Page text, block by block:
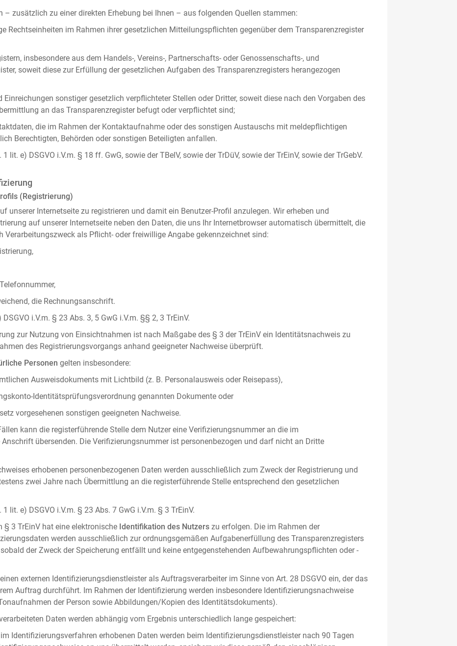
– zusätzlich zu einer direkten Erhebung bei Ihnen – aus folgenden Quellen stammen:
Rechtseinheiten im Rahmen ihrer gesetzlichen Mitteilungspflichten gegenüber dem Transparenzregister
insbesondere aus dem Handels-, Vereins-, Partnerschafts- oder Genossenschafts-, und
soweit diese zur Erfüllung der gesetzlichen Aufgaben des Transparenzregisters herangezogen
sonstiger gesetzlich verpflichteter Stellen oder Dritter, soweit diese nach den Vorgaben des
an das Transparenzregister befugt oder verpflichtet sind;
die im Rahmen der Kontaktaufnahme oder des sonstigen Austauschs mit meldepflichtigen
Berechtigten, Behörden oder sonstigen Beteiligten anfallen.
1 lit. e) DSGVO i.V.m. § 18 ff. GwG, sowie der TBelV, sowie der TrDüV, sowie der TrEinV, sowie der TrGebV.
(Registrierung)
unserer Internetseite zu registrieren und damit ein Benutzer-Profil anzulegen. Wir erheben und
auf unserer Internetseite neben den Daten, die uns Ihr Internetbrowser automatisch übermittelt, die
Verarbeitungszweck als Pflicht- oder freiwillige Angabe gekennzeichnet sind:
die Rechnungsanschrift.
i.V.m. § 23 Abs. 3, 5 GwG i.V.m. §§ 2, 3 TrEinV.
zur Nutzung von Einsichtnahmen ist nach Maßgabe des § 3 der TrEinV ein Identitätsnachweis zu
des Registrierungsvorgangs anhand geeigneter Nachweise überprüft.
Personen gelten insbesondere:
Ausweisdokuments mit Lichtbild (z. B. Personalausweis oder Reisepass),
Identitätsprüfungsverordnung genannten Dokumente oder
vorgesehenen sonstigen geeigneten Nachweise.
kann die registerführende Stelle dem Nutzer eine Verifizierungsnummer an die im
übersenden. Die Verifizierungsnummer ist personenbezogen und darf nicht an Dritte
erhobenen personenbezogenen Daten werden ausschließlich zum Zweck der Registrierung und
zwei Jahre nach Übermittlung an die registerführende Stelle entsprechend den gesetzlichen
1 lit. e) DSGVO i.V.m. § 23 Abs. 7 GwG i.V.m. § 3 TrEinV.
§ 3 TrEinV hat eine elektronische Identifikation des Nutzers zu erfolgen. Die im Rahmen der
werden ausschließlich zur ordnungsgemäßen Aufgabenerfüllung des Transparenzregisters
der Zweck der Speicherung entfällt und keine entgegenstehenden Aufbewahrungspflichten oder -
externen Identifizierungsdienstleister als Auftragsverarbeiter im Sinne von Art. 28 DSGVO ein, der das
Auftrag durchführt. Im Rahmen der Identifizierung werden insbesondere Identifizierungsnachweise
der Person sowie Abbildungen/Kopien des Identitätsdokuments).
Daten werden abhängig vom Ergebnis unterschiedlich lange gespeichert:
Identifizierungsverfahren erhobenen Daten werden beim Identifizierungsdienstleister nach 90 Tagen